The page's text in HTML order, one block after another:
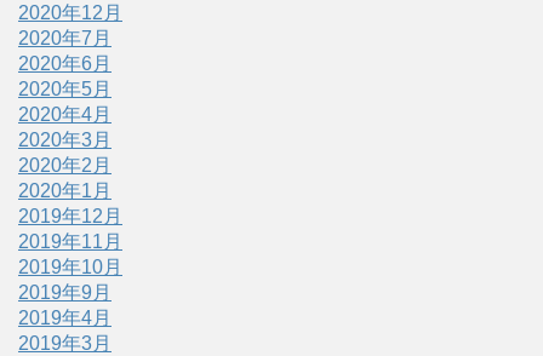
2020年12月
2020年7月
2020年6月
2020年5月
2020年4月
2020年3月
2020年2月
2020年1月
2019年12月
2019年11月
2019年10月
2019年9月
2019年4月
2019年3月